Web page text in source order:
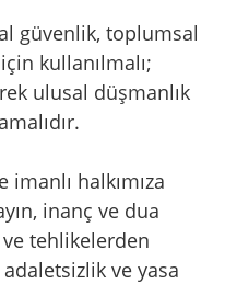
güvenlik, toplumsal
kullanılmalı;
ulusal düşmanlık
imanlı halkımıza
inanç ve dua
tehlikelerden
ve yasa